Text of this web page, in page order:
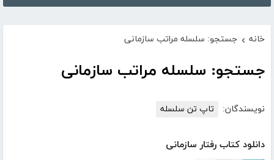
خانه › جستجو: سلسله مراتب سازمانی
جستجو: سلسله مراتب سازمانی
نویسندگان: تاپ تن سلسله
دانلود کتاب رفتار سازمانی